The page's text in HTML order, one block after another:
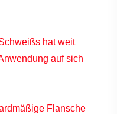
hat weit
auf sich
Flansche